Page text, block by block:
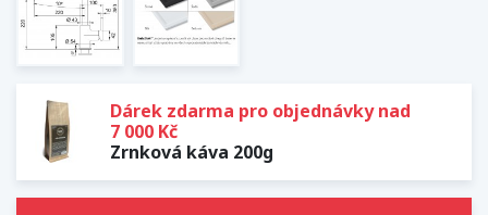
Dárek zdarma pro objednávky nad
7 000 Kč
Zrnková káva 200g